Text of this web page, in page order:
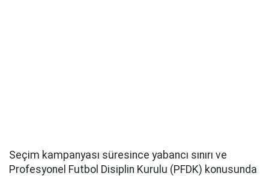
Seçim kampanyası süresince yabancı sınırı ve
Profesyonel Futbol Disiplin Kurulu (PFDK) konusunda